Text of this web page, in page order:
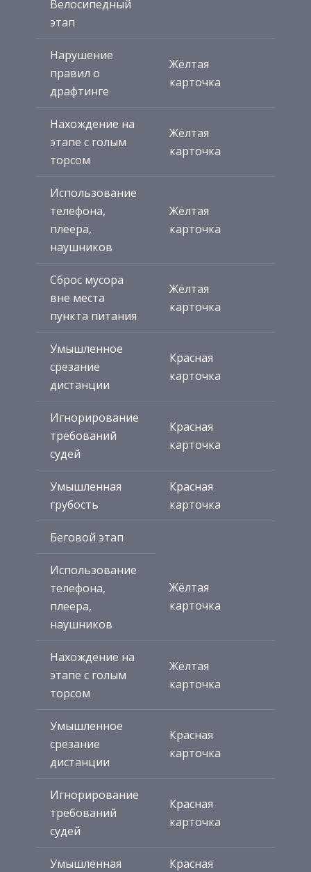
Велосипедный
этап
Нарушение
правил о
драфтинге
Жёлтая
карточка
Нахождение на
этапе с голым
торсом
Жёлтая
карточка
Использование
телефона,
плеера,
наушников
Жёлтая
карточка
Сброс мусора
вне места
пункта питания
Жёлтая
карточка
Умышленное
срезание
дистанции
Красная
карточка
Игнорирование
требований
судей
Красная
карточка
Умышленная
грубость
Красная
карточка
Беговой этап
Использование
телефона,
плеера,
наушников
Жёлтая
карточка
Нахождение на
этапе с голым
торсом
Жёлтая
карточка
Умышленное
срезание
дистанции
Красная
карточка
Игнорирование
требований
судей
Красная
карточка
Умышленная
Красная